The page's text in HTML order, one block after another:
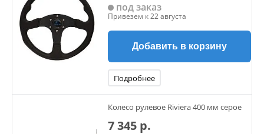
под заказ
Привезем к 22 августа
Добавить в корзину
Подробнее
Колесо рулевое Riviera 400 мм серое
7 345 р.